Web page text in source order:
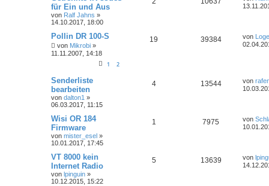
für Ein und Aus
von Ralf Jahns »
14.10.2017, 18:00
Pollin DR 100-S
von Mikrobi »
11.11.2007, 14:18
1 2
19 39384 von
Senderliste
bearbeiten
von dalton1 »
06.03.2017, 11:15
4 13544 von
Wisi OR 184
Firmware
von mister_esel »
10.01.2017, 17:45
1 7975 von
VT 8000 kein
Internet Radio
von lpinguin »
10.12.2015, 15:22
5 13639 von